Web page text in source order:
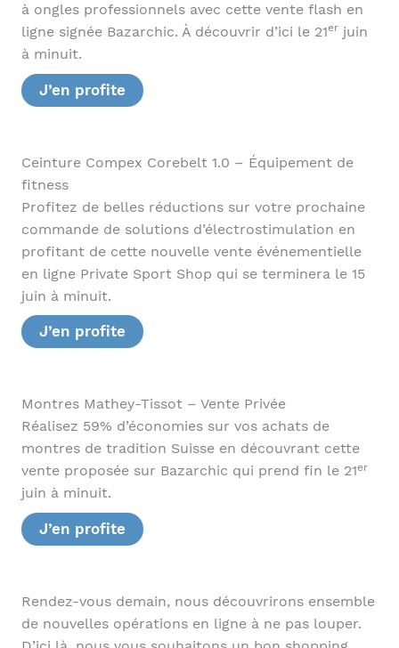
à ongles professionnels avec cette vente flash en
ligne signée Bazarchic. À découvrir d’ici le 21erjuin
à minuit.
J’en profite
Ceinture Compex Corebelt 1.0 – Équipement de
fitness
Profitez de belles réductions sur votre prochaine
commande de solutions d’électrostimulation en
profitant de cette nouvelle vente événementielle
en ligne Private Sport Shop qui se terminera le 15
juin à minuit.
J’en profite
Montres Mathey-Tissot – Vente Privée
Réalisez 59% d’économies sur vos achats de
montres de tradition Suisse en découvrant cette
vente proposée sur Bazarchic qui prend fin le 21er
juin à minuit.
J’en profite
Rendez-vous demain, nous découvrirons ensemble
de nouvelles opérations en ligne à ne pas louper.